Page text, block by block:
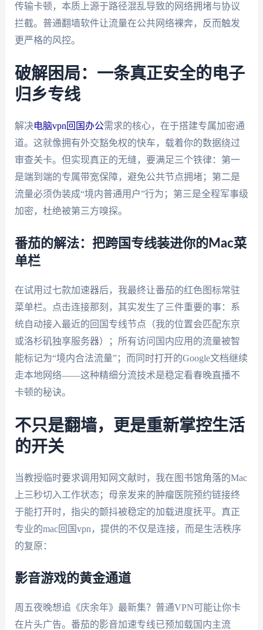
传输卡顿，本质上源于路径混乱导致的网络拥堵与协议
拦截。普通翻墙软件让流量在公共网络裸奔，反而触发
更严格的风控。
破解困局：一条真正安全的电子
归乡专线
解决电脑vpn回国办公需求的核心，在于搭建专属加密通
道。这就像拥有外交豁免权的快车，载着你的数据绕过
审查关卡。但实现真正的无缝，要满足三个铁律：第一
是端到端的专属带宽保障，避免公共节点拥堵；第二是
流量必须伪装成“境内普通用户”行为；第三是全程军事级
加密，杜绝被第三方嗅探。
番茄的解法：把跨国专线装进你的Mac菜
单栏
在试用过七款加速器后，我最终让番茄的红色图标常驻
菜单栏。点击连接那刻，其实发生了三件重要的事：系
统自动接入最近的回国专线节点（我的位置会匹配东京
或洛杉矶独享服务器）；所有访问国内应用的流量被智
能标记为“境内合法流量”；而同时打开的Google文档继续
走本地网络——这种精细分流技术是稳定看春晚直播不
卡顿的秘诀。
不只是翻墙，更是重新掌控生活
的开关
当教授临时要求调用知网文献时，我在图书馆角落的Mac
上三秒切入工作状态；母亲发来的肿瘤医院预约链接终
于能打开时，指尖的颤抖被稳定的加载进度抚平。真正
专业的mac回国vpn，提供的不仅是连接，而是生活秩序
的复原：
影音游戏的黄金通道
周五夜晚想追《庆余年》最新集？普通VPN可能让你卡
在片头广告。番茄的影音加速专线已预加载国内主流